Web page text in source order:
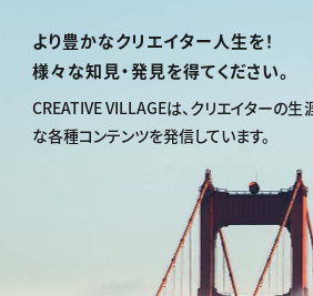
より豊かなクリエイター人生を！
様々な知見・発見を得てください。
CREATIVE VILLAGEは、 クリエイターの生
な各種コンテンツを発信しています。